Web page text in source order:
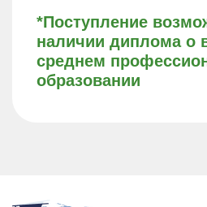
*Поступление
наличии диплома о
среднем
образовании